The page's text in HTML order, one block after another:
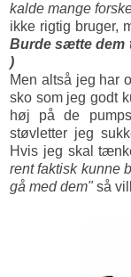
kalde mange
ikke rigtig bruger,
Burde sætte dem
)
Men altså jeg har
sko som jeg godt
høj på de
støvletter jeg
Hvis jeg skal
rent faktisk kunne
gå med dem"så